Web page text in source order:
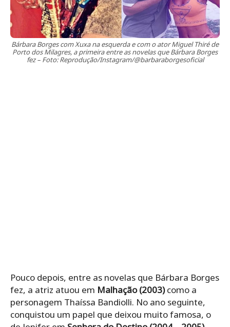
Bárbara Borges com Xuxa na esquerda e com o ator Miguel Thiré de
Porto dos Milagres, a primeira entre as novelas que Bárbara Borges
fez – Foto: Reprodução/Instagram/@barbaraborgesoficial
Pouco depois, entre as novelas que Bárbara Borges
fez, a atriz atuou em Malhação (2003)como a
personagem Thaíssa Bandiolli. No ano seguinte,
conquistou um papel que deixou muito famosa, o